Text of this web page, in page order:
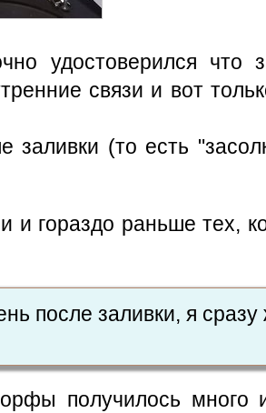
удостоверился что
связи и вот
(то есть
гораздо раньше тех,
после заливки, я сразу
получилось много